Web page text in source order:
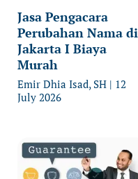
Jasa Pengacara
Perubahan Nama di
Jakarta I Biaya
Murah
Emir Dhia Isad, SH
12
July 2026